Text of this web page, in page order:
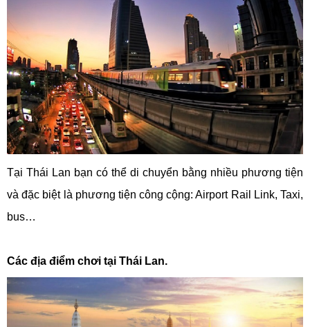
Tại Thái Lan bạn có thể di chuyển bằng nhiều phương tiện
và đặc biệt là phương tiện công cộng: Airport Rail Link, Taxi,
bus…
Các địa điểm chơi tại Thái Lan.